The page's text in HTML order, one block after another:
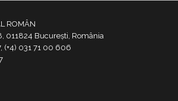
ROMÂN
011824 București, România
(+4) 031 71 00 606